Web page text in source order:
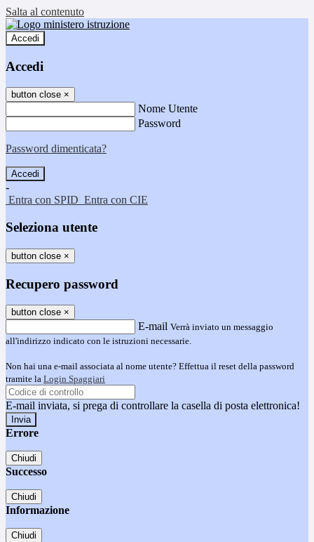
Salta al contenuto
Accedi
Accedi
button close ×
Nome Utente
Password
Password dimenticata?
-
Entra con SPID Entra con CIE
Seleziona utente
button close ×
Recupero password
button close ×
E-mail Verrà inviato un messaggio
all'indirizzo indicato con le istruzioni necessarie.
Non hai una e-mail associata al nome utente? Effettua il reset della password
tramite la Login Spaggiari
E-mail inviata, si prega di controllare la casella di posta elettronica!
Errore
Chiudi
Successo
Chiudi
Informazione
Chiudi